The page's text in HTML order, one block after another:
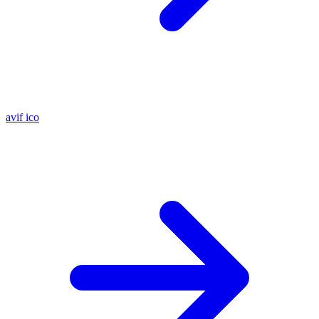
avif ico